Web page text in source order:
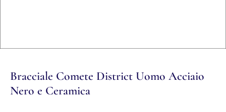
Bracciale Comete District Uomo Acciaio
Nero e Ceramica